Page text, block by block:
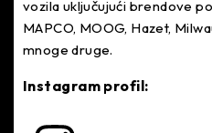
stOPRUGE
28230046
vozila uključujući brendove
MAPCO, MOOG, Hazet,
mnoge druge.
Instagram profil: